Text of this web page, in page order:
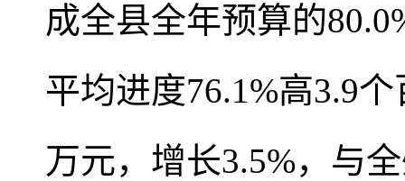
成全县全年预算的
平均进度76.1%高3.9
万元，增长3.5%，与